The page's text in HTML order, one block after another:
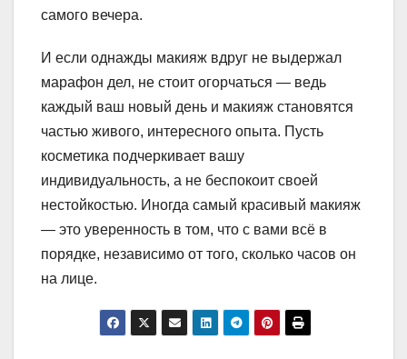
самого вечера.
И если однажды макияж вдруг не выдержал
марафон дел, не стоит огорчаться — ведь
каждый ваш новый день и макияж становятся
частью живого, интересного опыта. Пусть
косметика подчеркивает вашу
индивидуальность, а не беспокоит своей
нестойкостью. Иногда самый красивый макияж
— это уверенность в том, что с вами всё в
порядке, независимо от того, сколько часов он
на лице.